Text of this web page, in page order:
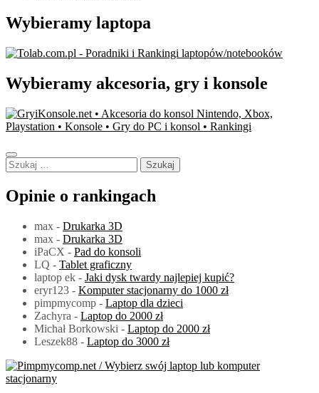
Wybieramy laptopa
Wybieramy akcesoria, gry i konsole
Szukaj:
Opinie o rankingach
max - Drukarka 3D
max - Drukarka 3D
iPaCX - Pad do konsoli
LQ - Tablet graficzny
laptop ek - Jaki dysk twardy najlepiej kupić?
eryr123 - Komputer stacjonarny do 1000 zł
pimpmycomp - Laptop dla dzieci
Zachyra - Laptop do 2000 zł
Michał Borkowski - Laptop do 2000 zł
Leszek88 - Laptop do 3000 zł